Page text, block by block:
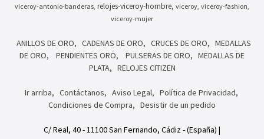
viceroy-antonio-banderas relojes-viceroy-hombre viceroy viceroy-fashion
viceroy-mujer
ANILLOS DE ORO CADENAS DE ORO CRUCES DE ORO
MEDALLAS
DE ORO
PENDIENTES ORO PULSERAS DE ORO
MEDALLAS DE
PLATA
RELOJES CITIZEN
Ir arriba Contáctanos Aviso Legal
Política de Privacidad
Condiciones de Compra
Desistir de un pedido
C/ Real, 40 - 11100 San Fernando, Cádiz - (España) |